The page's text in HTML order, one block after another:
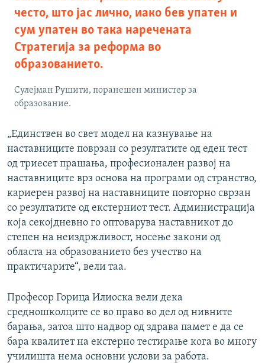
често, што јас лично, иако бев упатен и
сум упатен во така наречената
Стратегија за реформа во
образованието.
Сулејман Рушити, поранешен министер за
образование.
„Единствен во свет модел на казнување на
наставниците поврзан со резултатите од еден тест
од триесет прашања, професионален развој на
наставниците врз основа на програми од странство,
кариерен развој на наставниците повторно сврзан
со резултатите од екстерниот тест. Администрација
која секојдневно го оптоварува наставникот до
степен на неиздржливост, носење закони од
областа на образованието без учество на
практичарите“, вели таа.
Професор Горица Илиоска вели дека
средношколците се во право во дел од нивните
барања, затоа што надвор од здрава памет е да се
бара квалитет на екстерно тестирање кога во многу
училишта нема основни услови за работа.